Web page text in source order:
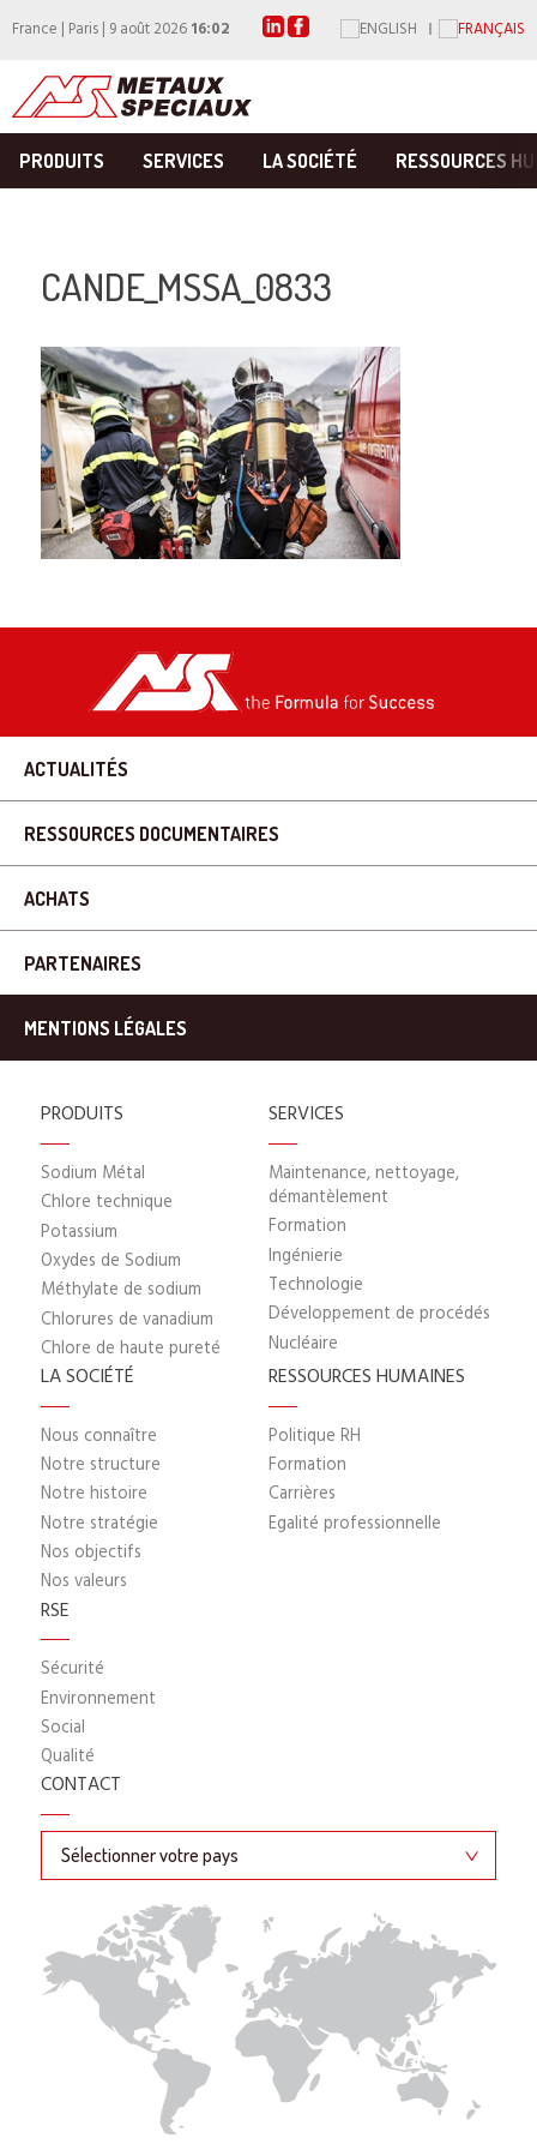
France | Paris | 9 août 202616:02
PRODUITS SERVICES LA SOCIÉTÉ RESSOURCES
CANDE_MSSA_0833
ACTUALITÉS
RESSOURCES DOCUMENTAIRES
ACHATS
PARTENAIRES
MENTIONS LÉGALES
PRODUITS
Sodium Métal
Chlore technique
Potassium
Oxydes de Sodium
Méthylate de sodium
Chlorures de vanadium
Chlore de haute pureté
SERVICES
Maintenance, nettoyage,
démantèlement
Formation
Ingénierie
Technologie
Développement de procédés
Nucléaire
LA SOCIÉTÉ
Nous connaître
Notre structure
Notre histoire
Notre stratégie
Nos objectifs
Nos valeurs
RESSOURCES HUMAINES
Politique RH
Formation
Carrières
Egalité professionnelle
RSE
Sécurité
Environnement
Social
Qualité
CONTACT